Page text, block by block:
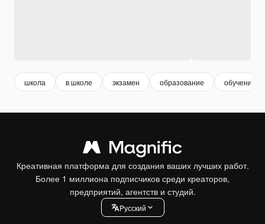
школа в школе экзамен образование обучение
Креативная платформа для создания ваших лучших работ.
Более 1 миллиона подписчиков среди креаторов,
предприятий, агентств и студий.
Pусский